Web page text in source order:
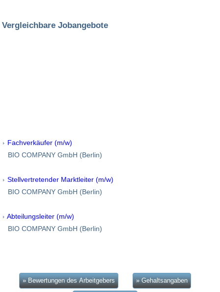
Vergleichbare Jobangebote
Fachverkäufer (m/w)
BIO COMPANY GmbH (Berlin)
Stellvertretender Marktleiter (m/w)
BIO COMPANY GmbH (Berlin)
Abteilungsleiter (m/w)
BIO COMPANY GmbH (Berlin)
» Bewertungen des Arbeitgebers » Gehaltsangaben